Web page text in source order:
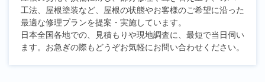
工法、屋根塗装など、屋根の状態やお客様のご希望に沿った
最適な修理プランを提案・実施しています。
日本全国各地での、見積もりや現地調査に、最短で当日伺い
ます。お急ぎの際もどうぞお気軽にお問い合わせください。